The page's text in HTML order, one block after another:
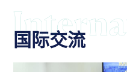
国际交流